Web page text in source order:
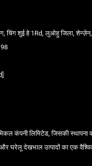
चिंग शुई हे 1Rd, लुओहु जिला,
कंपनी लिमिटेड, जिसकी स्थापना
घरेलू देखभाल उत्पादों का एक वैश्विक